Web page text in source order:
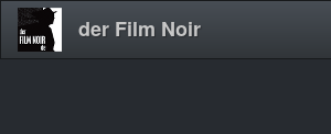
der Film Noir